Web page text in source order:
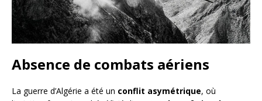
Absence de combats aériens
La guerre d’Algérie a été un conflit asymétrique, où